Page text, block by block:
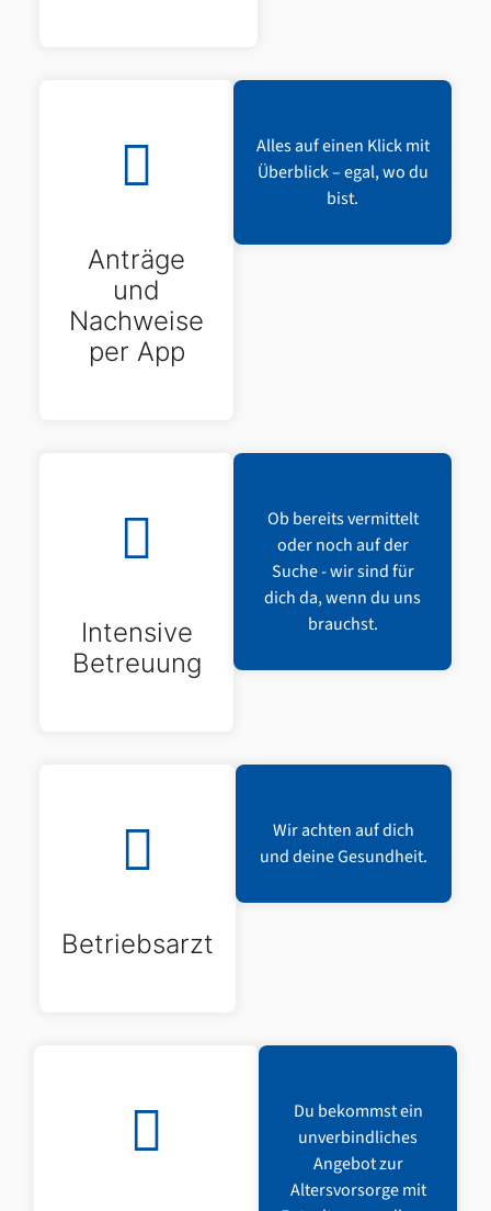
Anträge
und
Nachweise
per App
Alles auf einen Klick mit
Überblick – egal, wo du
bist.
Intensive
Betreuung
Ob bereits vermittelt
oder noch auf der
Suche - wir sind für
dich da, wenn du uns
brauchst.
Betriebsarzt
Wir achten auf dich
und deine Gesundheit.
Du bekommst ein
unverbindliches
Angebot zur
Altersvorsorge mit